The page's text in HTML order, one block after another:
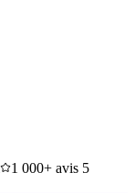
1 000+ avis 5